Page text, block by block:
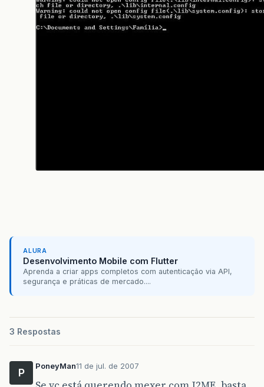
ALURA
Desenvolvimento Mobile com Flutter
Aprenda a criar apps completos com autenticação via API,
segurança e práticas de mercado....
3 Respostas
P
PoneyMan11 de jul. de 2007